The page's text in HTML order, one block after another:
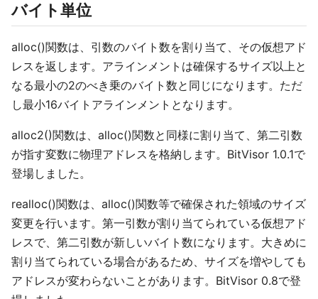
バイト単位
alloc()関数は、引数のバイト数を割り当て、その仮想アド
レスを返します。アラインメントは確保するサイズ以上と
なる最小の2のべき乗のバイト数と同じになります。ただ
し最小16バイトアラインメントとなります。
alloc2()関数は、alloc()関数と同様に割り当て、第二引数
が指す変数に物理アドレスを格納します。BitVisor 1.0.1で
登場しました。
realloc()関数は、alloc()関数等で確保された領域のサイズ
変更を行います。第一引数が割り当てられている仮想アド
レスで、第二引数が新しいバイト数になります。大きめに
割り当てられている場合があるため、サイズを増やしても
アドレスが変わらないことがあります。BitVisor 0.8で登